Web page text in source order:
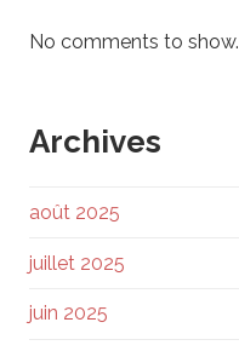
No comments to show.
Archives
août 2025
juillet 2025
juin 2025